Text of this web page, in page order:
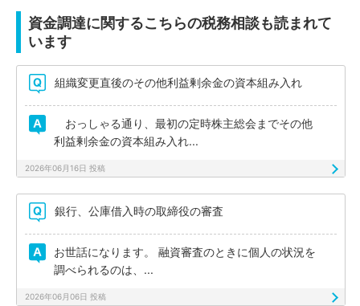
資金調達に関するこちらの税務相談も読まれて
います
組織変更直後のその他利益剰余金の資本組み入れ
おっしゃる通り、最初の定時株主総会までその他
利益剰余金の資本組み入れ...
2026年06月16日 投稿
銀行、公庫借入時の取締役の審査
お世話になります。 融資審査のときに個人の状況を
調べられるのは、...
2026年06月06日 投稿